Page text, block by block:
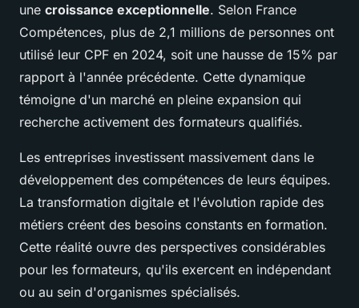
une croissance exceptionnelle. Selon France
Compétences, plus de 2,1 millions de personnes ont
utilisé leur CPF en 2024, soit une hausse de 15% par
rapport à l'année précédente. Cette dynamique
témoigne d'un marché en pleine expansion qui
recherche activement des formateurs qualifiés.
Les entreprises investissent massivement dans le
développement des compétences de leurs équipes.
La transformation digitale et l'évolution rapide des
métiers créent des besoins constants en formation.
Cette réalité ouvre des perspectives considérables
pour les formateurs, qu'ils exercent en indépendant
ou au sein d'organismes spécialisés.